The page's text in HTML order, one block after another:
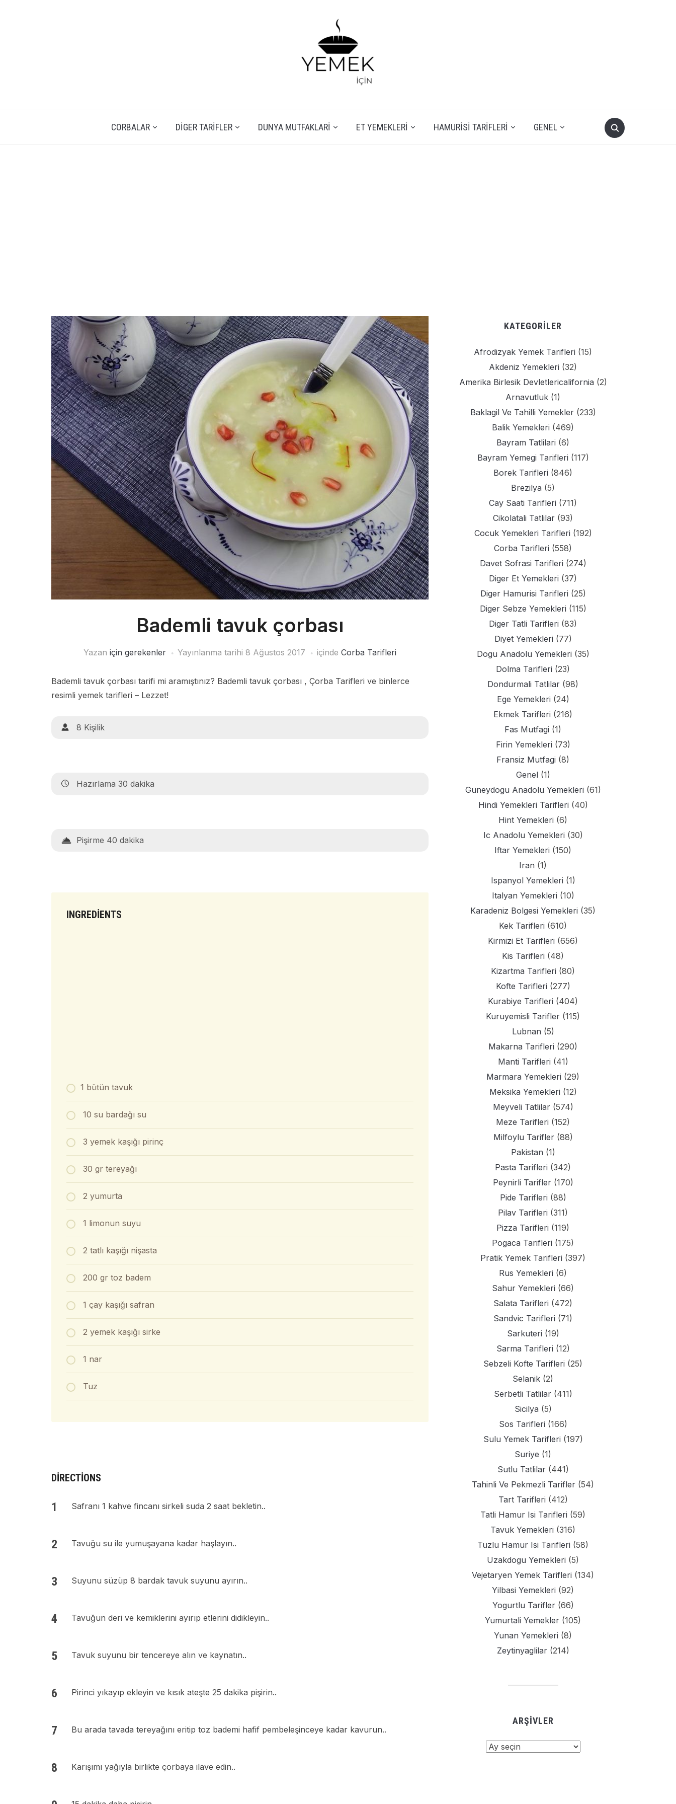
CORBALAR DIGER TARIFLER DUNYA MUTFAKLARI ET YEMEKLERI HAMURISI TARIFLERI GENEL
Bademli tavuk çorbası
Yazan için gerekenler Yayınlanma tarihi 8 Ağustos 2017 içinde Corba Tarifleri
Bademli tavuk çorbası tarifi mi aramıştınız? Bademli tavuk çorbası , Çorba Tarifleri ve binlerce
resimli yemek tarifleri – Lezzet!
8 Kişilik
Hazırlama 30 dakika
Pişirme 40 dakika
INGREDIENTS
1 bütün tavuk
10 su bardağı su
3 yemek kaşığı pirinç
30 gr tereyağı
2 yumurta
1 limonun suyu
2 tatlı kaşığı nişasta
200 gr toz badem
1 çay kaşığı safran
2 yemek kaşığı sirke
1 nar
Tuz
DIRECTIONS
Safranı 1 kahve fincanı sirkeli suda 2 saat bekletin..
Tavuğu su ile yumuşayana kadar haşlayın..
Suyunu süzüp 8 bardak tavuk suyunu ayırın..
Tavuğun deri ve kemiklerini ayırıp etlerini didikleyin..
Tavuk suyunu bir tencereye alın ve kaynatın..
Pirinci yıkayıp ekleyin ve kısık ateşte 25 dakika pişirin..
Bu arada tavada tereyağını eritip toz bademi hafif pembeleşinceye kadar kavurun..
Karışımı yağıyla birlikte çorbaya ilave edin..
KATEGORILER
Afrodizyak Yemek Tarifleri (15)
Akdeniz Yemekleri (32)
Amerika Birlesik Devletlericalifornia (2)
Arnavutluk (1)
Baklagil Ve Tahilli Yemekler(233)
Balik Yemekleri (469)
Bayram Tatlilari (6)
Bayram Yemegi Tarifleri (117)
Borek Tarifleri (846)
Brezilya (5)
Cay Saati Tarifleri (711)
Cikolatali Tatlilar (93)
Cocuk Yemekleri Tarifleri (192)
Corba Tarifleri (558)
Davet Sofrasi Tarifleri (274)
Diger Et Yemekleri (37)
Diger Hamurisi Tarifleri (25)
Diger Sebze Yemekleri (115)
Diger Tatli Tarifleri (83)
Diyet Yemekleri (77)
Dogu Anadolu Yemekleri (35)
Dolma Tarifleri (23)
Dondurmali Tatlilar (98)
Ege Yemekleri (24)
Ekmek Tarifleri (216)
Fas Mutfagi (1)
Firin Yemekleri (73)
Fransiz Mutfagi (8)
Genel(1)
Guneydogu Anadolu Yemekleri (61)
Hindi Yemekleri Tarifleri (40)
Hint Yemekleri (6)
Ic Anadolu Yemekleri (30)
Iftar Yemekleri (150)
Iran (1)
Ispanyol Yemekleri (1)
Italyan Yemekleri (10)
Karadeniz Bolgesi Yemekleri (35)
Kek Tarifleri (610)
Kirmizi Et Tarifleri (656)
Kis Tarifleri (48)
Kizartma Tarifleri (80)
Kofte Tarifleri (277)
Kurabiye Tarifleri (404)
Kuruyemisli Tarifler (115)
Lubnan (5)
Makarna Tarifleri (290)
Manti Tarifleri (41)
Marmara Yemekleri (29)
Meksika Yemekleri (12)
Meyveli Tatlilar(574)
Meze Tarifleri (152)
Milfoylu Tarifler(88)
Pakistan (1)
Pasta Tarifleri (342)
Peynirli Tarifler(170)
Pide Tarifleri (88)
Pilav Tarifleri (311)
Pizza Tarifleri (119)
Pogaca Tarifleri (175)
Pratik Yemek Tarifleri (397)
Rus Yemekleri (6)
Sahur Yemekleri (66)
Salata Tarifleri (472)
Sandvic Tarifleri (71)
Sarkuteri (19)
Sarma Tarifleri (12)
Sebzeli Kofte Tarifleri (25)
Selanik (2)
Serbetli Tatlilar(411)
Sicilya (5)
Sos Tarifleri (166)
Sulu Yemek Tarifleri (197)
Suriye (1)
Sutlu Tatlilar(441)
Tahinli Ve Pekmezli Tarifler (54)
Tart Tarifleri (412)
Tatli Hamur Isi Tarifleri (59)
Tavuk Yemekleri (316)
Tuzlu Hamur Isi Tarifleri (58)
Uzakdogu Yemekleri (5)
Vejetaryen Yemek Tarifleri (134)
Yilbasi Yemekleri (92)
Yogurtlu Tarifler(66)
Yumurtali Yemekler (105)
Yunan Yemekleri (8)
Zeytinyaglilar(214)
ARŞIVLER